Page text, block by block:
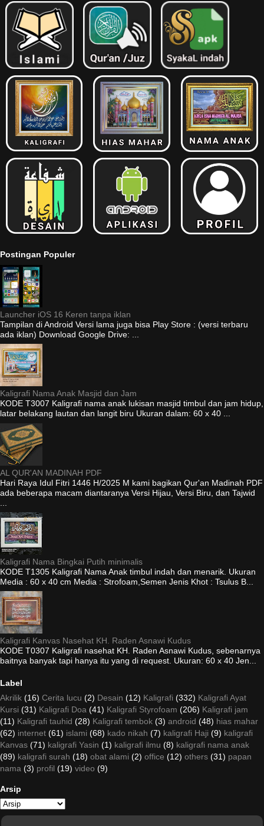
Postingan Populer
Launcher iOS 16 Keren tanpa iklan
Tampilan di Android Versi lama juga bisa Play Store : (versi terbaru
ada iklan) Download Google Drive: ...
Kaligrafi Nama Anak Masjid dan Jam
KODE T3007 Kaligrafi nama anak lukisan masjid timbul dan jam hidup,
latar belakang lautan dan langit biru Ukuran dalam: 60 x 40 ...
AL QUR'AN MADINAH PDF
Hari Raya Idul Fitri 1446 H/2025 M kami bagikan Qur'an Madinah PDF
ada beberapa macam diantaranya Versi Hijau, Versi Biru, dan Tajwid
Kaligrafi Nama Bingkai Putih minimalis
KODE T1305 Kaligrafi Nama Anak timbul indah dan menarik. Ukuran
Media : 60 x 40 cm Media : Strofoam,Semen Jenis Khot : Tsulus B...
Kaligrafi Kanvas Nasehat KH. Raden Asnawi Kudus
KODE T0307 Kaligrafi nasehat KH. Raden Asnawi Kudus, sebenarnya
baitnya banyak tapi hanya itu yang di request. Ukuran: 60 x 40 Jen...
Label
Akrilik (16) Cerita lucu (2) Desain (12) Kaligrafi (332) Kaligrafi Ayat
Kursi (31) Kaligrafi Doa (41) Kaligrafi Styrofoam (206) Kaligrafi jam
(11) Kaligrafi tauhid (28) Kaligrafi tembok (3) android (48) hias mahar
(62) internet (61) islami (68) kado nikah (7) kaligrafi Haji (9) kaligrafi
Kanvas (71) kaligrafi Yasin (1) kaligrafi ilmu (8) kaligrafi nama anak
(89) kaligrafi surah (18) obat alami (2) office (12) others (31) papan
nama (3) profil (19) video (9)
Arsip